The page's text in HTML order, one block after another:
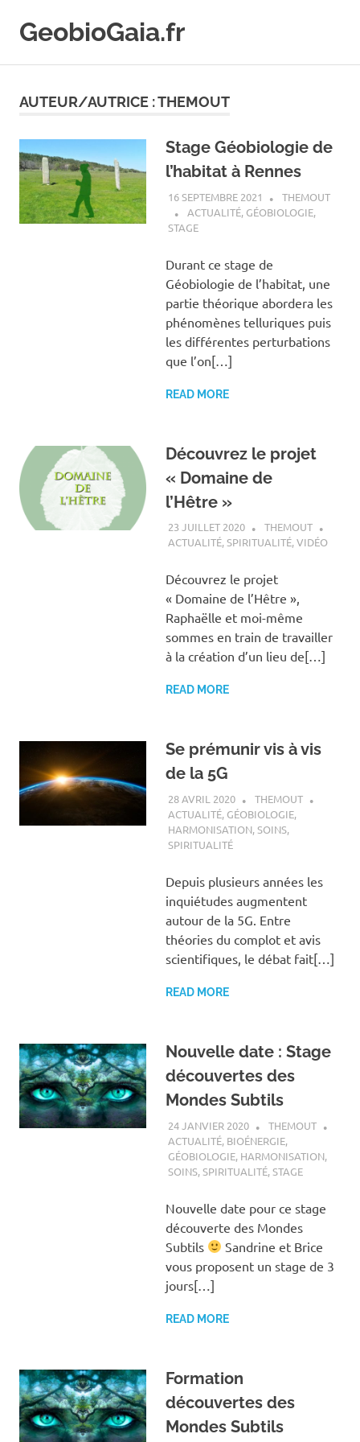
GeobioGaia.fr
AUTEUR/AUTRICE :THEMOUT
Stage Géobiologie de
l’habitat à Rennes
16 SEPTEMBRE 2021
THEMOUT
ACTUALITÉ, GÉOBIOLOGIE,
STAGE
Durant ce stage de
Géobiologie de l’habitat, une
partie théorique abordera les
phénomènes telluriques puis
les différentes perturbations
que l’on[…]
READ MORE
Découvrez le projet
« Domaine de
l’Hêtre »
23 JUILLET 2020
THEMOUT
ACTUALITÉ,SPIRITUALITÉ,VIDÉO
Découvrez le projet
« Domaine de l’Hêtre »,
Raphaëlle et moi-même
sommes en train de travailler
à la création d’un lieu de[…]
READ MORE
Se prémunir vis à vis
de la 5G
28 AVRIL 2020
THEMOUT
ACTUALITÉ, GÉOBIOLOGIE,
HARMONISATION,SOINS,
SPIRITUALITÉ
Depuis plusieurs années les
inquiétudes augmentent
autour de la 5G. Entre
théories du complot et avis
scientifiques, le débat fait[…]
READ MORE
Nouvelle date : Stage
découvertes des
Mondes Subtils
24 JANVIER 2020
THEMOUT
ACTUALITÉ, BIOÉNERGIE,
GÉOBIOLOGIE, HARMONISATION,
SOINS,SPIRITUALITÉ,STAGE
Nouvelle date pour ce stage
découverte des Mondes
Subtils
Sandrine et Brice
vous proposent un stage de 3
jours[…]
READ MORE
Formation
découvertes des
Mondes Subtils